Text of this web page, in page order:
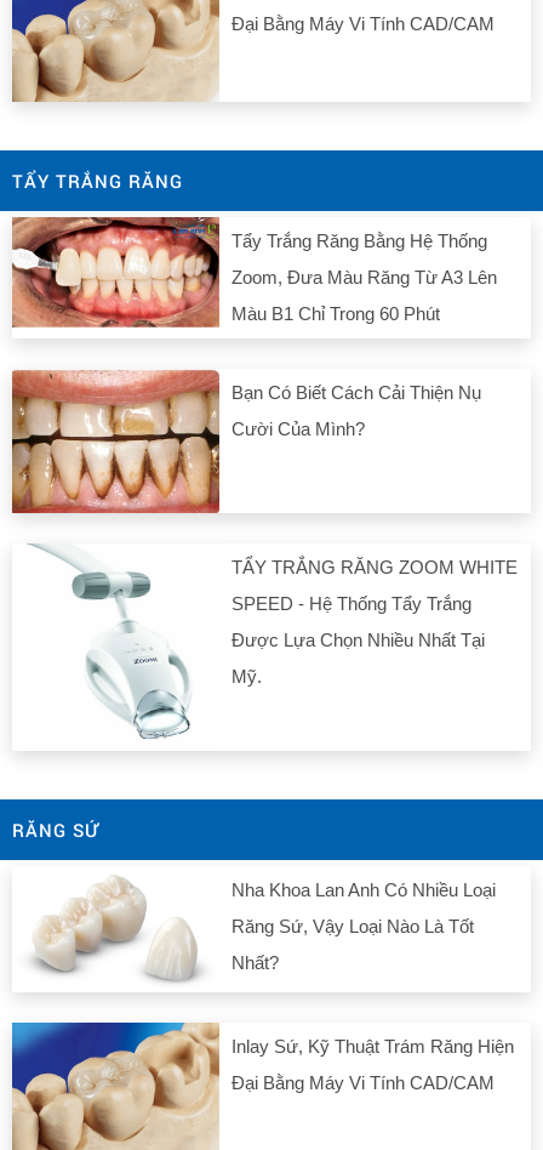
Đại Bằng Máy Vi Tính CAD/CAM
TẨY TRẮNG RĂNG
Tẩy Trắng Răng Bằng Hệ Thống
Zoom, Đưa Màu Răng Từ A3 Lên
Màu B1 Chỉ Trong 60 Phút
Bạn Có Biết Cách Cải Thiện Nụ
Cười Của Mình?
TẨY TRẮNG RĂNG ZOOM WHITE
SPEED - Hệ Thống Tẩy Trắng
Được Lựa Chọn Nhiều Nhất Tại
Mỹ.
RĂNG SỨ
Nha Khoa Lan Anh Có Nhiều Loại
Răng Sứ, Vậy Loại Nào Là Tốt
Nhất?
Inlay Sứ, Kỹ Thuật Trám Răng Hiện
Đại Bằng Máy Vi Tính CAD/CAM